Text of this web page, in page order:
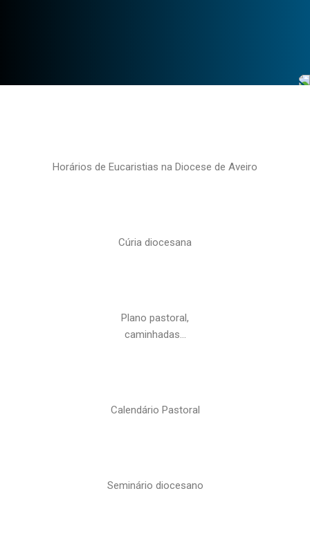
Horários de Eucaristias na Diocese de Aveiro
Cúria diocesana
Plano pastoral,
caminhadas…
Calendário Pastoral
Seminário diocesano